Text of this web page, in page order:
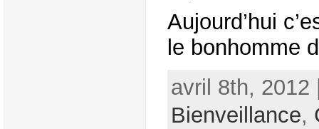
Aujourd’hui
le bonhomme
avril 8th, 2012
Bienveillance,